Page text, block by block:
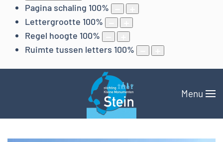
Pagina schaling 100%
Lettergrootte 100%
Regel hoogte 100%
Ruimte tussen letters 100%
Menu